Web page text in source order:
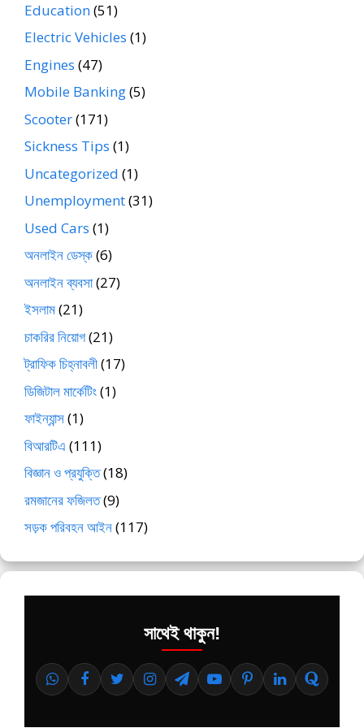
Education(51)
Electric Vehicles (1)
Engines (47)
Mobile Banking(5)
Scooter(171)
Sickness Tips (1)
Uncategorized (1)
Unemployment(31)
Used Cars (1)
অনলাইন ডেস্ক(6)
অনলাইন ব্যবসা(27)
ইসলাম(21)
চাকরির নিয়োগ(21)
ট্রাফিক চিহ্নাবলী(17)
ডিজিটাল মার্কেটিং(1)
ফাইন্যান্স(1)
বিআরটিএ (111)
বিজ্ঞান ও প্রযুক্তি(18)
রমজানের ফজিলত(9)
সড়ক পরিবহন আইন(117)
সাথেই থাকুন!